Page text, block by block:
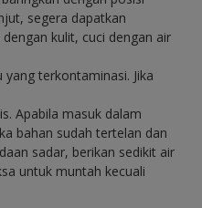
segera dapatkan
kulit, cuci dengan air
terkontaminasi. Jika
Apabila masuk dalam
bahan sudah tertelan dan
sadar, berikan sedikit air
untuk muntah kecuali